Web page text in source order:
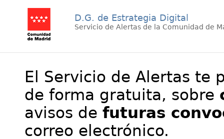
D.G. de Estrategia Digital
Servicio de Alertas de la Comunidad de
El Servicio de Alertas te
de forma gratuita, sobre
avisos de futuras
correo electrónico.